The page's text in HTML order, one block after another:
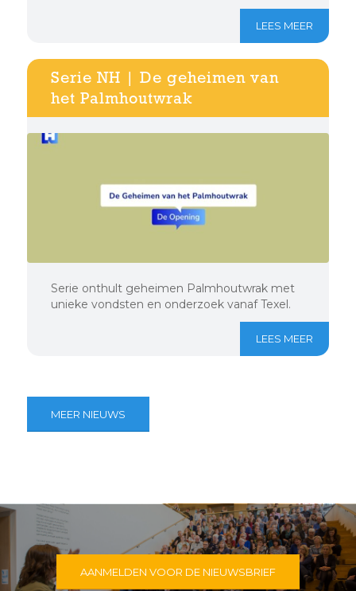
LEES MEER
Serie NH | De geheimen van
het Palmhoutwrak
Serie onthult geheimen Palmhoutwrak met
unieke vondsten en onderzoek vanaf Texel.
LEES MEER
MEER NIEUWS
AANMELDEN VOOR DE NIEUWSBRIEF